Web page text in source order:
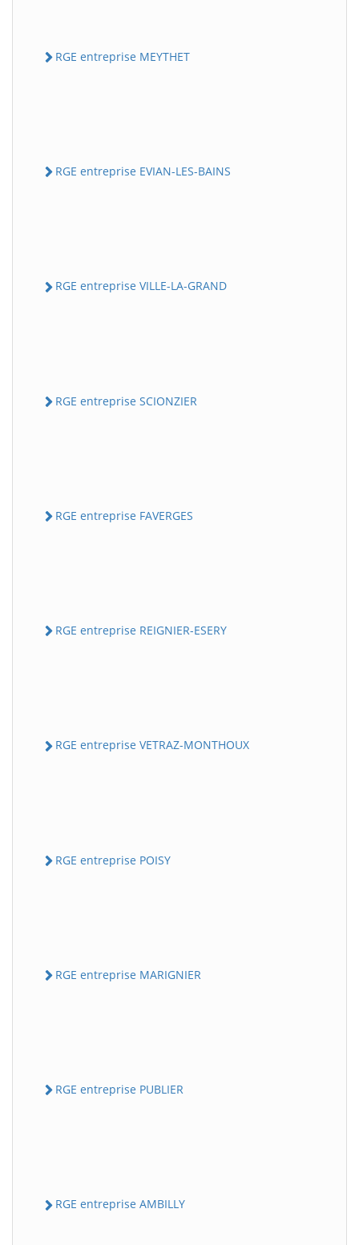
RGE entreprise MEYTHET
RGE entreprise EVIAN-LES-BAINS
RGE entreprise VILLE-LA-GRAND
RGE entreprise SCIONZIER
RGE entreprise FAVERGES
RGE entreprise REIGNIER-ESERY
RGE entreprise VETRAZ-MONTHOUX
RGE entreprise POISY
RGE entreprise MARIGNIER
RGE entreprise PUBLIER
RGE entreprise AMBILLY